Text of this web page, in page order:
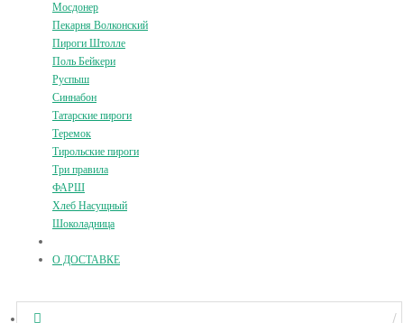
Мосдонер
Пекарня Волконский
Пироги Штолле
Поль Бейкери
Руспыш
Синнабон
Татарские пироги
Теремок
Тирольские пироги
Три правила
ФАРШ
Хлеб Насущный
Шоколадница
О ДОСТАВКЕ